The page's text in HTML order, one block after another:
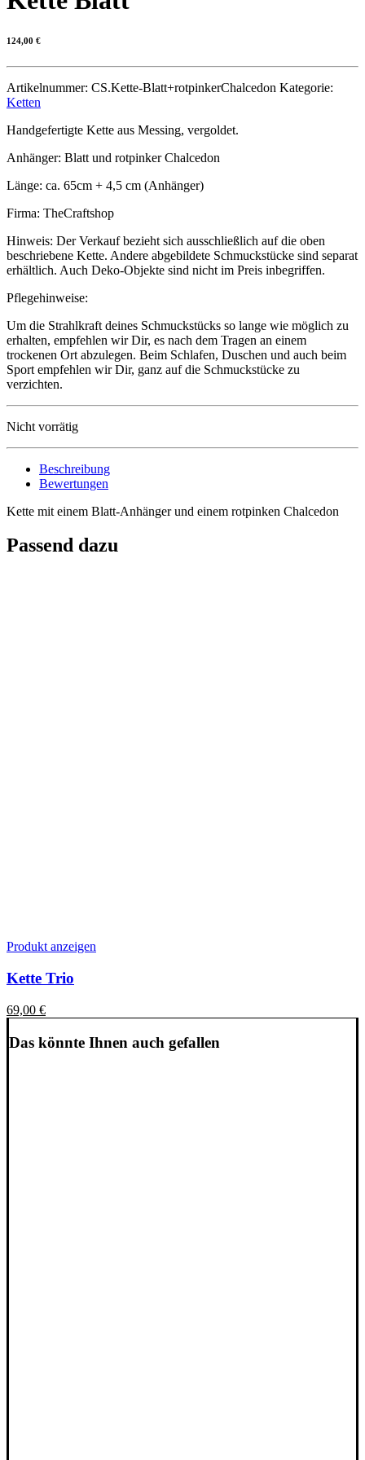
124,00 €
Artikelnummer: CS.Kette-Blatt+rotpinkerChalcedon Kategorie:
Ketten
Handgefertigte Kette aus Messing, vergoldet.
Anhänger: Blatt und rotpinker Chalcedon
Länge: ca. 65cm + 4,5 cm (Anhänger)
Firma: TheCraftshop
Hinweis: Der Verkauf bezieht sich ausschließlich auf die oben
beschriebene Kette. Andere abgebildete Schmuckstücke sind separat
erhältlich. Auch Deko-Objekte sind nicht im Preis inbegriffen.
Pflegehinweise:
Um die Strahlkraft deines Schmuckstücks so lange wie möglich zu
erhalten, empfehlen wir Dir, es nach dem Tragen an einem
trockenen Ort abzulegen. Beim Schlafen, Duschen und auch beim
Sport empfehlen wir Dir, ganz auf die Schmuckstücke zu
verzichten.
Nicht vorrätig
Beschreibung
Bewertungen
Kette mit einem Blatt-Anhänger und einem rotpinken Chalcedon
Passend dazu
Produkt anzeigen
Kette Trio
69,00 €
Das könnte Ihnen auch gefallen